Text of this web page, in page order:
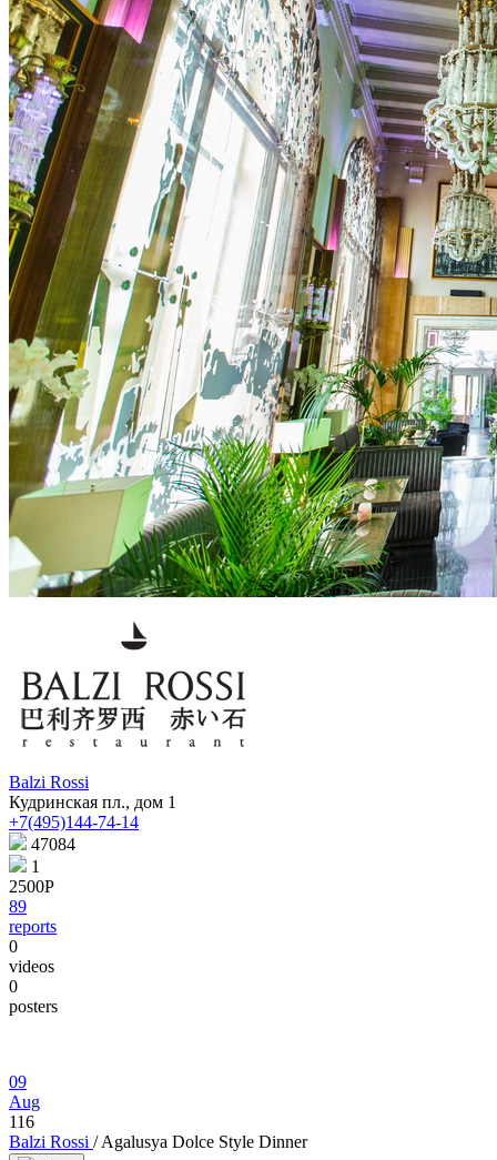
Balzi Rossi
Кудринская пл., дом 1
+7(495)144-74-14
47084
1
2500Р
89
reports
0
videos
0
posters
09
Aug
116
Balzi Rossi / Agalusya Dolce Style Dinner